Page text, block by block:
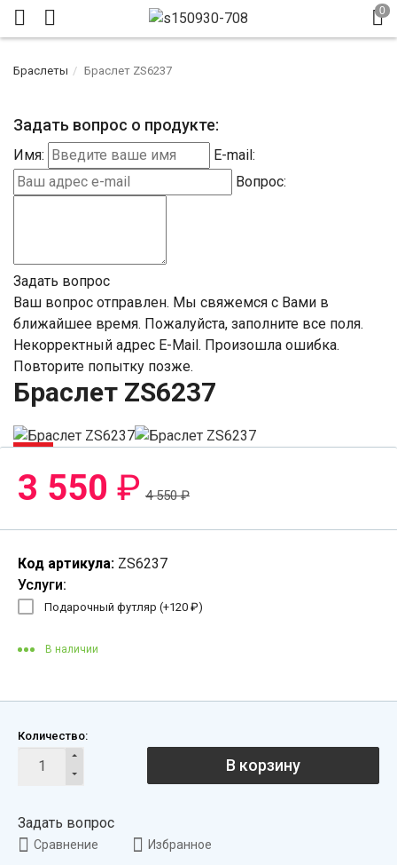
Браслеты Браслет ZS6237
Задать вопрос о продукте:
Имя:
E-mail:
Вопрос:
Задать вопрос
Ваш вопрос отправлен. Мы свяжемся с Вами в
ближайшее время. Пожалуйста, заполните все поля.
Некорректный адрес E-Mail. Произошла ошибка.
Повторите попытку позже.
Браслет ZS6237
-22%
3 550 ₽ 4 550₽
Код артикула: ZS6237
Услуги:
Подарочный футляр (+120 ₽)
В наличии
Количество:
В корзину
Задать вопрос
Сравнение Избранное